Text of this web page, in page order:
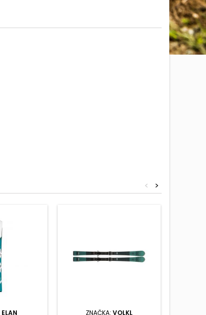
>
<
ELAN ZNAČKA: VOLKL